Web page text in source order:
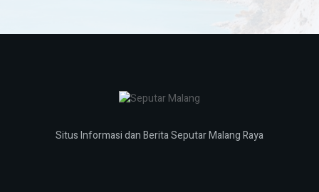
Situs Informasi dan Berita Seputar Malang Raya